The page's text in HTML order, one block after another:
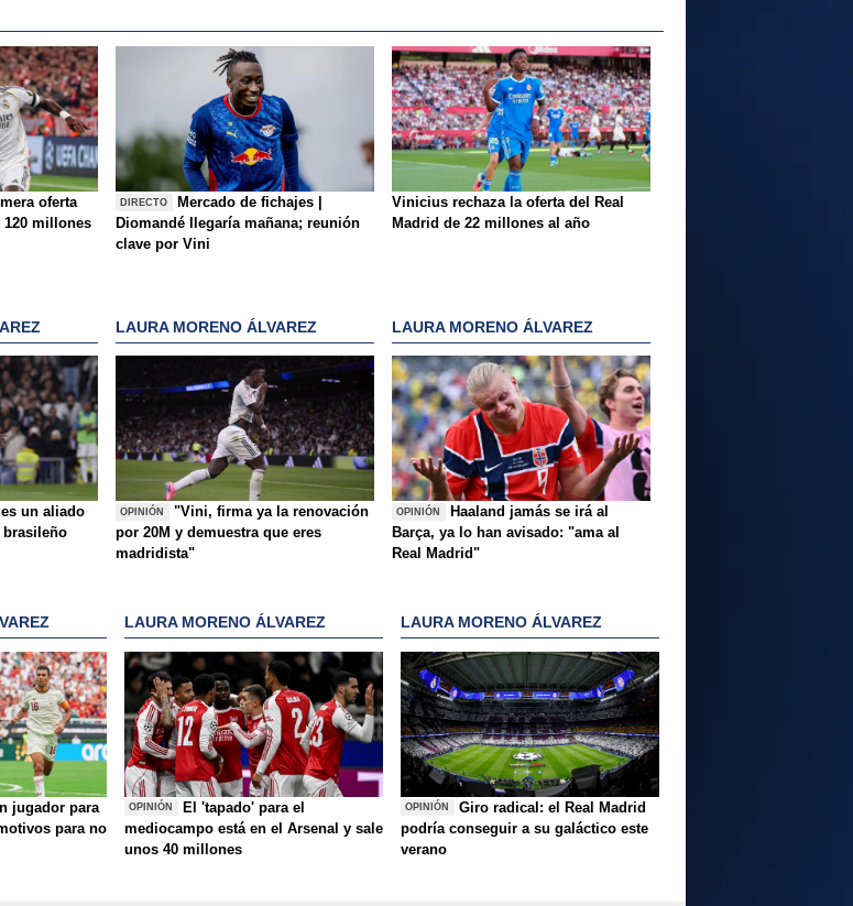
oferta
millones
DIRECTO
Mercado de fichajes |
Diomandé llegaría mañana; reunión
clave por Vini
Vinicius rechaza la oferta del Real
Madrid de 22 millones al año
un aliado
LAURA MORENO ÁLVAREZ
OPINIÓN
"Vini, firma ya la renovación
por 20M y demuestra que eres
madridista"
LAURA MORENO ÁLVAREZ
OPINIÓN
Haaland jamás se irá al
Barça, ya lo han avisado: "ama al
Real Madrid"
jugador para
para no
LAURA MORENO ÁLVAREZ
OPINIÓN
El 'tapado' para el
mediocampo está en el Arsenal y sale
unos 40 millones
LAURA MORENO ÁLVAREZ
OPINIÓN
Giro radical: el Real Madrid
podría conseguir a su galáctico este
verano